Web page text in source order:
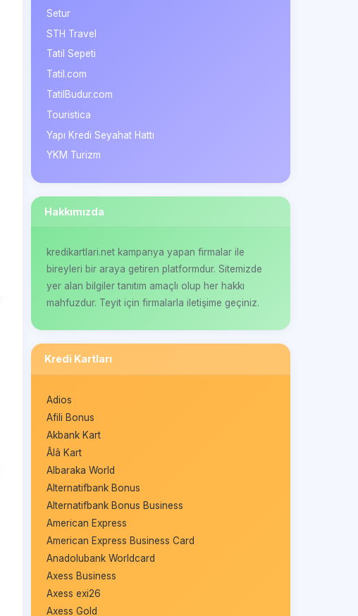
Setur
STH Travel
Tatil Sepeti
Tatil.com
TatilBudur.com
Touristica
Yapı Kredi Seyahat Hattı
YKM Turizm
Hakkımızda
kredikartlari.net kampanya yapan firmalar ile
bireyleri bir araya getiren platformdur. Sitemizde
yer alan bilgiler tanıtım amaçlı olup her hakkı
mahfuzdur. Teyit için firmalarla iletişime geçiniz.
Kredi Kartları
Adios
Afili Bonus
Akbank Kart
Âlâ Kart
Albaraka World
Alternatifbank Bonus
Alternatifbank Bonus Business
American Express
American Express Business Card
Anadolubank Worldcard
Axess Business
Axess exi26
Axess Gold